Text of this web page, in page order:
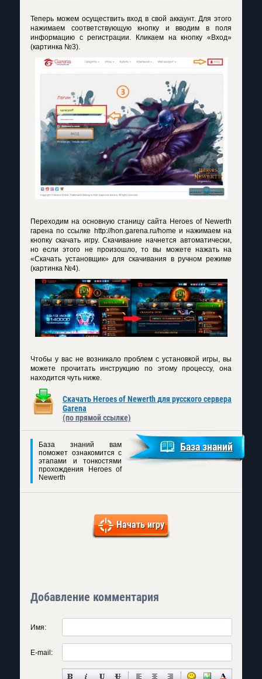
Теперь можем осуществить вход в свой аккаунт. Для этого
нажимаем соответствующую кнопку и вводим в поля
информацию с регистрации. Кликаем на кнопку «Вход»
(картинка №3).
Переходим на основную станицу сайта Heroes of Newerth
гарена по ссылке http://hon.garena.ru/home и нажимаем на
кнопку скачать игру. Скачивание начнется автоматически,
но если этого не произошло, то вы можете нажать на
«Скачать установщик» для скачивания в ручном режиме
(картинка №4).
Чтобы у вас не возникало проблем с установкой игры, вы
можете прочитать инструкцию по этому процессу, она
находится чуть ниже.
Скачать Heroes of Newerth для русского сервера
Garena
(по прямой ссылке)
База знаний вам
поможет ознакомится с
этапами и тонкостями
прохождения Heroes of
Newerth
База знаний
Начать игру
Добавление комментария
Имя:
E-mail: